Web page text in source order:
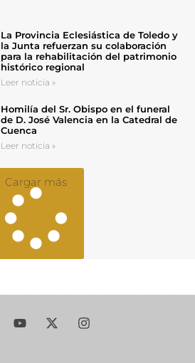
La Provincia Eclesiástica de Toledo y
la Junta refuerzan su colaboración
para la rehabilitación del patrimonio
histórico regional
Leer noticia »
Homilía del Sr. Obispo en el funeral
de D. José Valencia en la Catedral de
Cuenca
Leer noticia »
Cargar más